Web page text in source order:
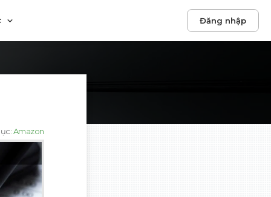
Đăng nhập
:Amazon